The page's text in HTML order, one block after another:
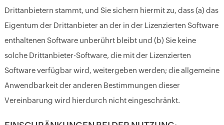
Drittanbietern stammt, und Sie sichern hiermit zu, dass (a) das
Eigentum der Drittanbieter an der in der Lizenzierten Software
enthaltenen Software unberührt bleibt und (b) Sie keine
solche Drittanbieter-Software, die mit der Lizenzierten
Software verfügbar wird, weitergeben werden; die allgemeine
Anwendbarkeit der anderen Bestimmungen dieser
Vereinbarung wird hierdurch nicht eingeschränkt.